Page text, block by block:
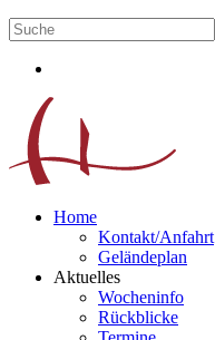
Home
Kontakt/Anfahrt
Geländeplan
Aktuelles
Wocheninfo
Rückblicke